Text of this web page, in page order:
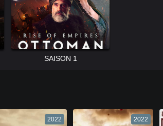
SAISON 1
2022
2022